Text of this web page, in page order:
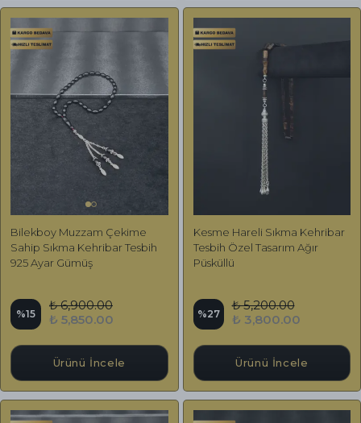
Bilekboy Muzzam Çekime
Sahip Sıkma Kehribar Tesbih
925 Ayar Gümüş
%15
₺ 6,900.00
₺ 5,850.00
Ürünü İncele
Kesme Hareli Sıkma Kehribar
Tesbih Özel Tasarım Ağır
Püsküllü
%27
₺ 5,200.00
₺ 3,800.00
Ürünü İncele